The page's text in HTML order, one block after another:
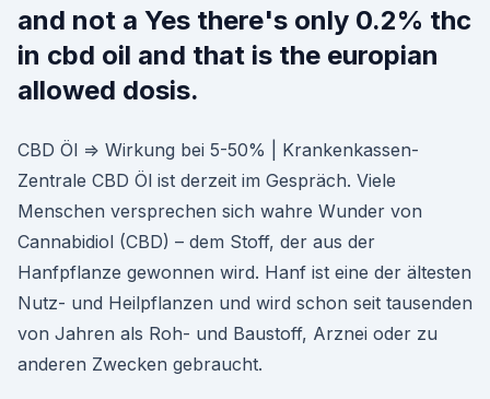
and not a Yes there's only 0.2% thc
in cbd oil and that is the europian
allowed dosis.
CBD Öl ⇒ Wirkung bei 5-50% | Krankenkassen-
Zentrale CBD Öl ist derzeit im Gespräch. Viele
Menschen versprechen sich wahre Wunder von
Cannabidiol (CBD) – dem Stoff, der aus der
Hanfpflanze gewon­nen wird. Hanf ist eine der ältesten
Nutz- und Heilpflanzen und wird schon seit tausenden
von Jahren als Roh- und Baustoff, Arznei oder zu
anderen Zwecken gebraucht.